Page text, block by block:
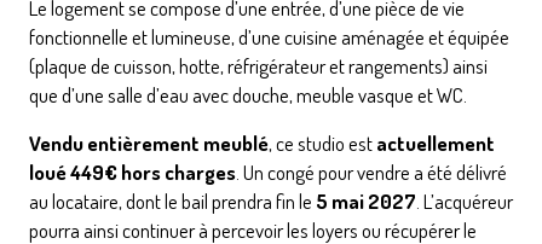
Le logement se compose d’une entrée, d’une pièce de vie
fonctionnelle et lumineuse, d’une cuisine aménagée et équipée
(plaque de cuisson, hotte, réfrigérateur et rangements) ainsi
que d’une salle d’eau avec douche, meuble vasque et WC.
Vendu entièrement meublé, ce studio estactuellement
loué 449€ hors charges . Un congé pour vendre a été délivré
au locataire, dont le bail prendra fin le 5 mai 2027 . L’acquéreur
pourra ainsi continuer à percevoir les loyers ou récupérer le